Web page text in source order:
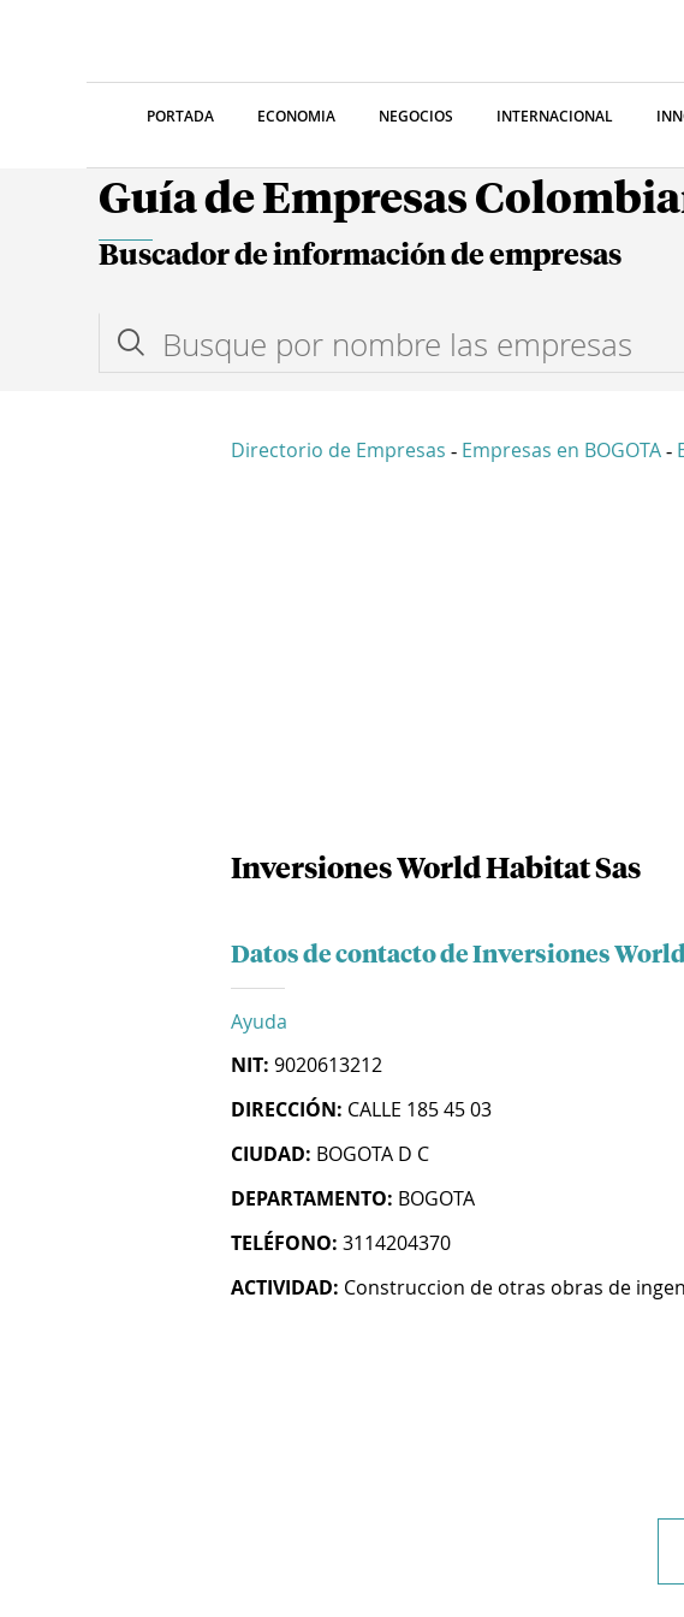
PORTADA ECONOMIA NEGOCIOS INTERNACIONAL
Guía de Empresas
Buscador de información de empresas
Directorio de Empresas - Empresas en BOGOTA -
Inversiones World Habitat Sas
Datos de contacto de Inversiones
Ayuda
NIT: 9020613212
DIRECCIÓN: CALLE 185 45 03
CIUDAD: BOGOTA D C
DEPARTAMENTO: BOGOTA
TELÉFONO: 3114204370
ACTIVIDAD: Construccion de otras obras de